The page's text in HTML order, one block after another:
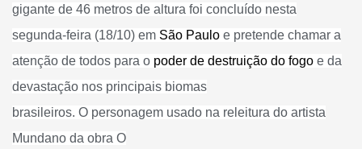
gigante de 46 metros de altura foi concluído nesta
segunda-feira (18/10) em São Paulo e pretende chamar a
atenção de todos para o poder de destruição do fogo e da
devastação nos principais biomas
brasileiros. O personagem usado na releitura do artista
Mundano da obra O